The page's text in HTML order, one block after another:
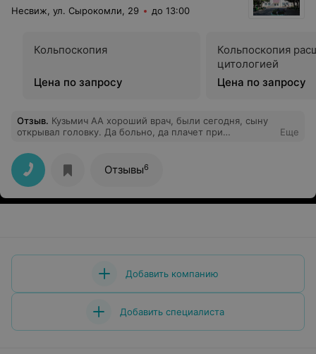
Несвиж, ул. Сырокомли, 29 до 13:00
Кольпоскопия
Цена по запросу
Кольпоскопия
цитологией
Цена по запросу
Отзыв. Кузьмич АА хороший врач, были сегодня, сыну
открывал головку. Да больно, да плачет при
ребенку делать ванночки. Все заживёт. После каждого
любого уролога при такой ситуации будет болеть. И
после любой операции раны болят и неделями....
Врача советую всё сделал быстро четко и
добросовестно.
Еще
Отзывы6
Добавить компанию
Добавить специалиста